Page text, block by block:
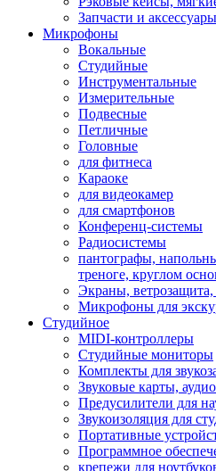
Запчасти и аксессуары
Микрофоны
Вокальные
Студийные
Инструментальные
Измерительные
Подвесные
Петличные
Головные
для фитнеса
Караоке
для видеокамер
для смартфонов
Конференц-системы
Радиосистемы
пантографы,
треноге, круглом
Экраны,
Микрофоны для
Студийное
MIDI-контроллеры
Студийные мониторы
Комплекты для
Звуковые карты,
Предусилители для
Звукоизоляция для
Портативные
Программное
крепежи для